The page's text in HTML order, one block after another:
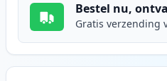
Bestel nu,
Gratis verzending